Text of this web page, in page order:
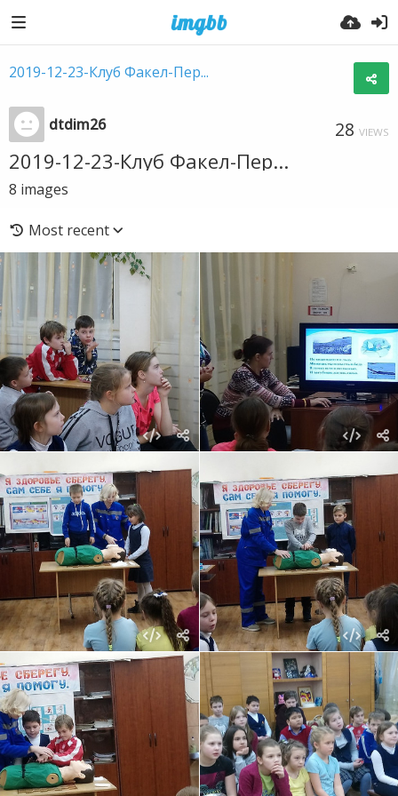
2019-12-23-Клуб Факел-Пер...
dtdim26 28 VIEWS
2019-12-23-Клуб Факел-Пер...
8 images
Most recent